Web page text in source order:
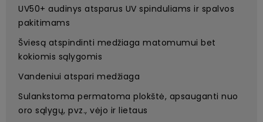
UV50+ audinys atsparus UV spinduliams ir spalvos
pakitimams
Šviesą atspindinti medžiaga matomumui bet
kokiomis sąlygomis
Vandeniui atspari medžiaga
Sulankstoma permatoma plokštė, apsauganti nuo
oro sąlygų, pvz., vėjo ir lietaus